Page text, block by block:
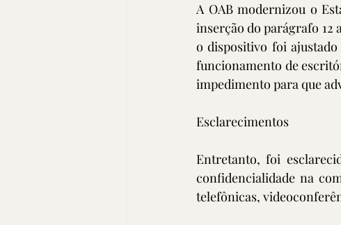
A OAB modernizou o
inserção do parágrafo 12
o dispositivo foi
funcionamento de
impedimento para que
Esclarecimentos
Entretanto, foi
confidencialidade na
telefônicas,